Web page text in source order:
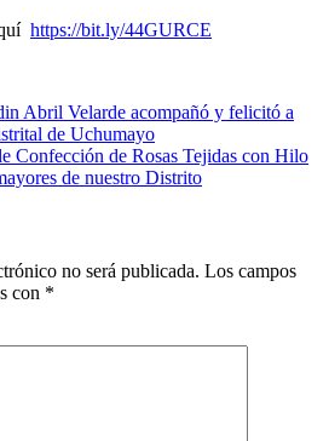
https://bit.ly/44GURCE
Abril Velarde acompañó y felicitó a
de Uchumayo
Confección de Rosas Tejidas con Hilo
de nuestro Distrito
no será publicada. Los campos
con *